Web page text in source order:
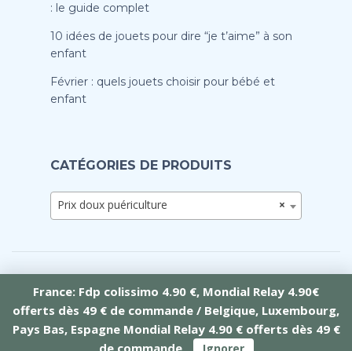
France: Fdp colissimo 4.90 €, Mondial Relay 4.90€
offerts dès 49 € de commande / Belgique, Luxembourg,
Pays Bas, Espagne Mondial Relay 4.90 € offerts dès 49 €
de commande
: le guide complet
10 idées de jouets pour dire “je t’aime” à son
enfant
Février : quels jouets choisir pour bébé et
enfant
CATÉGORIES DE PRODUITS
×
Prix doux puériculture
Crée par Tramontana Web